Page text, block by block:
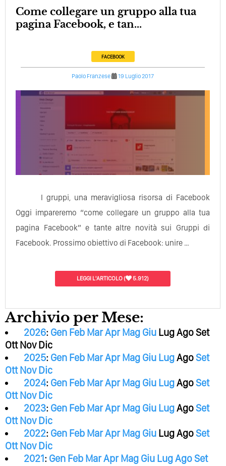
Come collegare un gruppo alla tua
pagina Facebook, e tan...
FACEBOOK
Paolo Franzese 19 Luglio 2017
I gruppi, una meravigliosa risorsa di Facebook
Oggi impareremo “come collegare un gruppo alla tua
pagina Facebook” e tante altre novità sui Gruppi di
Facebook. Prossimo obiettivo di Facebook: unire …
LEGGI L'ARTICOLO( 5.912)
Archivio per Mese:
2026: Gen Feb MarApr Mag Giu LugAgoSet
Ott Nov Dic
2025: Gen Feb MarApr Mag Giu LugAgoSet
Ott Nov Dic
2024: Gen Feb MarApr Mag Giu LugAgoSet
Ott Nov Dic
2023: Gen Feb MarApr Mag Giu LugAgoSet
Ott Nov Dic
2022: Gen Feb MarApr Mag Giu LugAgoSet
Ott Nov Dic
2021: Gen Feb MarApr Mag Giu LugAgoSet